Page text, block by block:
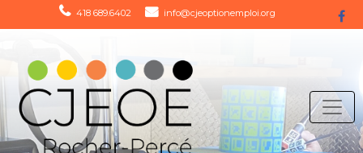
418 689.6402 info@cjeoptionemploi.org